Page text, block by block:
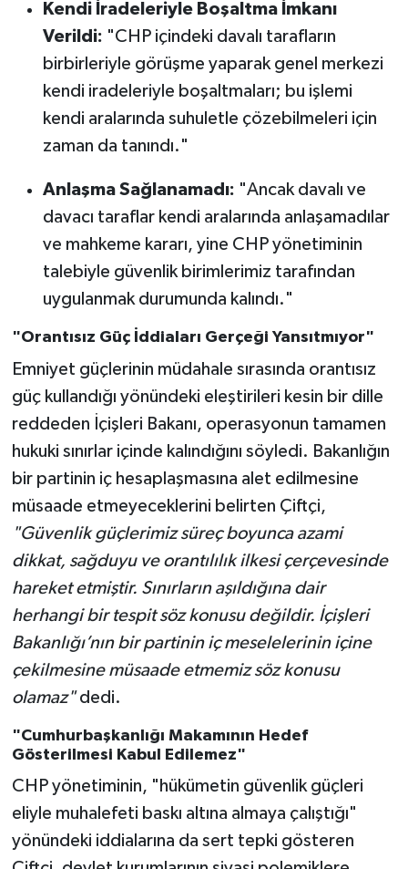
Kendi İradeleriyle Boşaltma İmkanı
Verildi: "CHP içindeki davalı tarafların
birbirleriyle görüşme yaparak genel merkezi
kendi iradeleriyle boşaltmaları; bu işlemi
kendi aralarında suhuletle çözebilmeleri için
zaman da tanındı."
Anlaşma Sağlanamadı: "Ancak davalı ve
davacı taraflar kendi aralarında anlaşamadılar
ve mahkeme kararı, yine CHP yönetiminin
talebiyle güvenlik birimlerimiz tarafından
uygulanmak durumunda kalındı."
"Orantısız Güç İddiaları Gerçeği Yansıtmıyor"
Emniyet güçlerinin müdahale sırasında orantısız
güç kullandığı yönündeki eleştirileri kesin bir dille
reddeden İçişleri Bakanı, operasyonun tamamen
hukuki sınırlar içinde kalındığını söyledi. Bakanlığın
bir partinin iç hesaplaşmasına alet edilmesine
müsaade etmeyeceklerini belirten Çiftçi,
"Güvenlik güçlerimiz süreç boyunca azami
dikkat, sağduyu ve orantılılık ilkesi çerçevesinde
hareket etmiştir. Sınırların aşıldığına dair
herhangi bir tespit söz konusu değildir. İçişleri
Bakanlığı’nın bir partinin iç meselelerinin içine
çekilmesine müsaade etmemiz söz konusu
olamaz"dedi.
"Cumhurbaşkanlığı Makamının Hedef
Gösterilmesi Kabul Edilemez"
CHP yönetiminin, "hükümetin güvenlik güçleri
eliyle muhalefeti baskı altına almaya çalıştığı"
yönündeki iddialarına da sert tepki gösteren